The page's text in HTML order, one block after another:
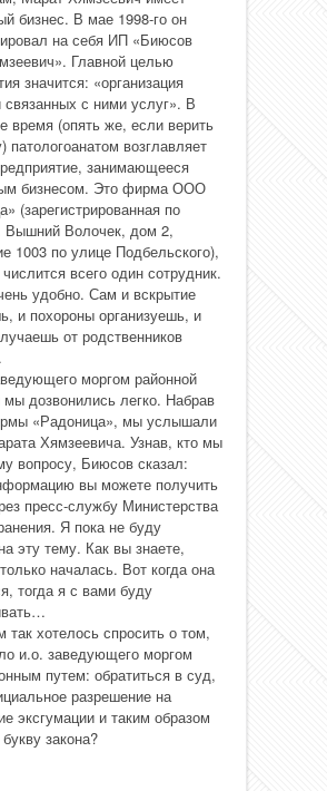
бизнес. В мае 1998-го он
на себя ИП «Биюсов
Главной целью
значится: «организация
связанных с ними услуг». В
время (опять же, если верить
патологоанатом возглавляет
занимающееся
бизнесом. Это фирма ООО
(зарегистрированная по
Вышний Волочек, дом 2,
1003 по улице Подбельского),
всего один сотрудник.
удобно. Сам и вскрытие
и похороны организуешь, и
от родственников
моргом районной
дозвонились легко. Набрав
«Радоница», мы услышали
Хямзеевича. Узнав, кто мы
вопросу, Биюсов сказал:
вы можете получить
пресс-службу Министерства
Я пока не буду
эту тему. Как вы знаете,
началась. Вот когда она
тогда я с вами буду
хотелось спросить о том,
и.о. заведующего моргом
путем: обратиться в суд,
разрешение на
эксгумации и таким образом
закона?